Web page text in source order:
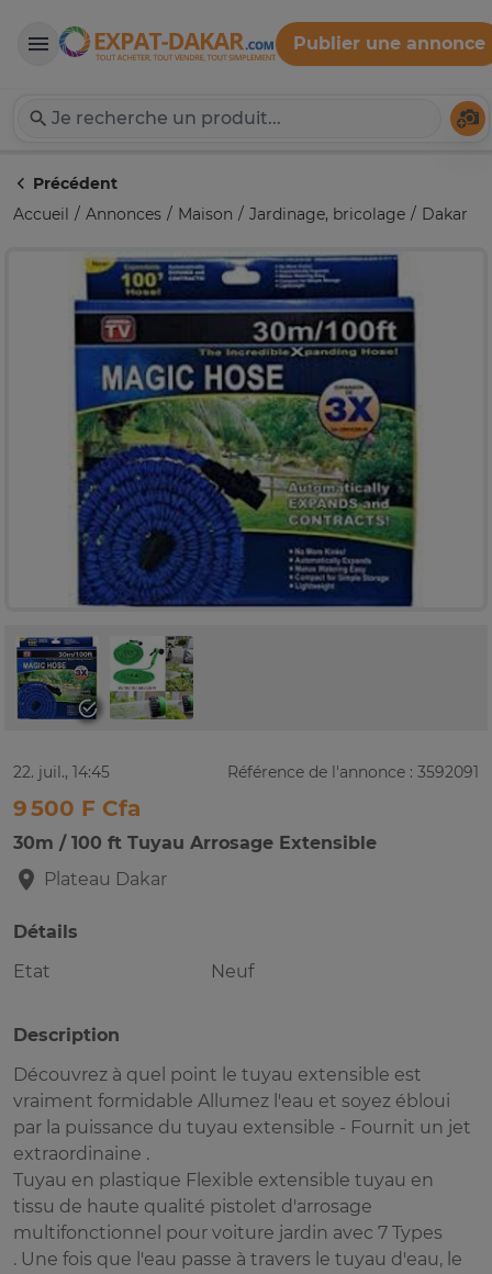
Expat-Dakar
Publier une annonce
Précédent
Accueil
Annonces Maison Jardinage, bricolage Dakar
22. juil., 14:45 Référence de l'annonce : 3592091
9 500 F Cfa
30m / 100 ft Tuyau Arrosage Extensible
Plateau Dakar
Détails
Etat
Neuf
Description
Découvrez à quel point le tuyau extensible est
vraiment formidable Allumez l'eau et soyez ébloui
par la puissance du tuyau extensible - Fournit un jet
extraordinaine .
Tuyau en plastique Flexible extensible tuyau en
tissu de haute qualité pistolet d'arrosage
multifonctionnel pour voiture jardin avec 7 Types
. Une fois que l'eau passe à travers le tuyau d'eau, le